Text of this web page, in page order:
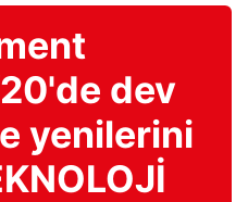
dev
yenilerini